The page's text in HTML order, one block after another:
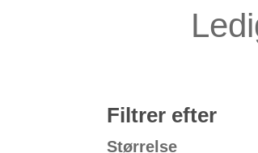
Filtrer efter
Størrelse